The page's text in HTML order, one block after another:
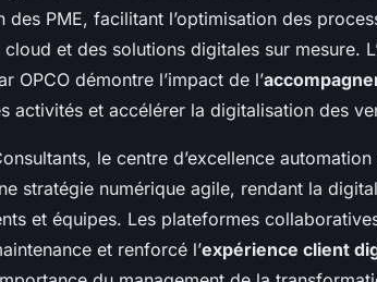
des PME, facilitant l’optimisation des
et des solutions digitales sur mesure.
OPCO démontre l’impact de l’
activités et accélérer la digitalisation des
le centre d’excellence
stratégie numérique agile, rendant la
et équipes. Les plateformes
et renforcé l’expérience client